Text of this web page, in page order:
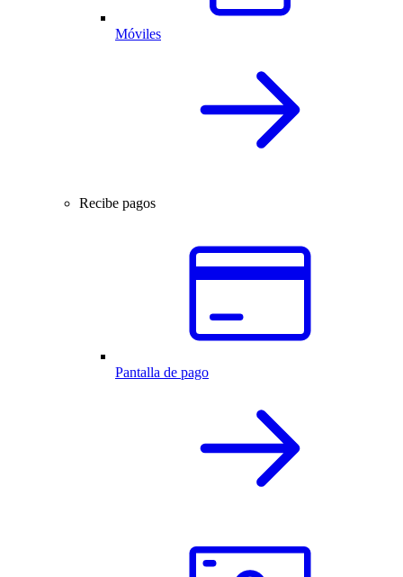
Móviles
Recibe pagos
Pantalla de pago